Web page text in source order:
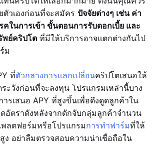
วเองก่อนที่จะสมัคร ปัจจัยต่างๆ เช่น ค่า
คในการเข้า ขั้นตอนการรับดอกเบี้ย และ
พย์คริปโต ที่มีให้บริการอาจแตกต่างกันไป
ม
ที่ตัวกลางการแลกเปลี่ยนคริปโตเสนอให้
ะวังก่อนที่จะลงทุน โปรแกรมเหล่านี้บาง
รเสนอ APY ที่สูงขึ้นเพื่อดึงดูดลูกค้าใน
อัตราดังหลังจากดักจับกลุ่มลูกค้าจำนวน
ลตฟอร์มหรือโปรแกรมการทำฟาร์มที่ให้
ง อย่าลืมตรวจสอบความน่าเชื่อถือใน